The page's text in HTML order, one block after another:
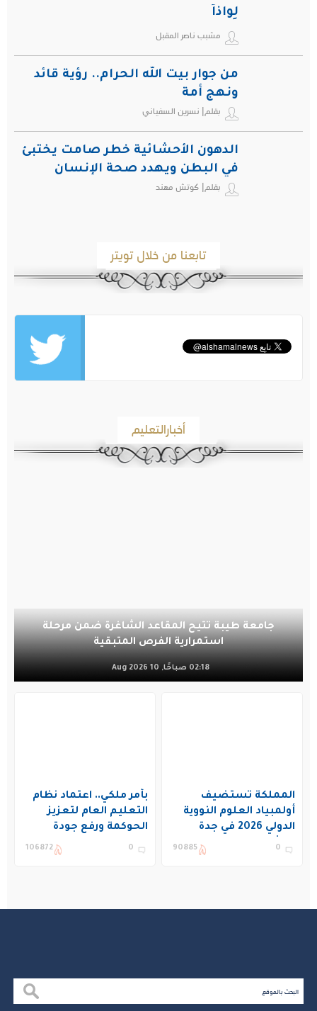
لِواذاً
مشبب ناصر المقبل
من جوار بيت الله الحرام.. رؤية قائد
ونهج أمة
بقلم| نسرين السفياني
الدهون الأحشائية خطر صامت يختبئ
في البطن ويهدد صحة الإنسان
بقلم| كوتش مهند
تابعنا من خلال تويتر
أخبارالتعليم
جامعة طيبة تتيح المقاعد الشاغرة ضمن مرحلة
استمرارية الفرص المتبقية
02:18 صباحًا, 10 Aug 2026
المملكة تستضيف
أولمبياد العلوم النووية
الدولي 2026 في جدة
بمشاركة 19 دولة
0
90885
بأمر ملكي.. اعتماد نظام
التعليم العام لتعزيز
الحوكمة ورفع جودة
التعليم في المملكة
0
106872